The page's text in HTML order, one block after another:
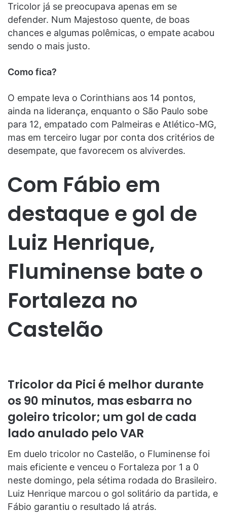
Tricolor já se preocupava apenas em se
defender. Num Majestoso quente, de boas
chances e algumas polêmicas, o empate acabou
sendo o mais justo.
Como fica?
O empate leva o Corinthians aos 14 pontos,
ainda na liderança, enquanto o São Paulo sobe
para 12, empatado com Palmeiras e Atlético-MG,
mas em terceiro lugar por conta dos critérios de
desempate, que favorecem os alviverdes.
Com Fábio em
destaque e gol de
Luiz Henrique,
Fluminense bate o
Fortaleza no
Castelão
Tricolor da Pici é melhor durante
os 90 minutos, mas esbarra no
goleiro tricolor; um gol de cada
lado anulado pelo VAR
Em duelo tricolor no Castelão, o Fluminense foi
mais eficiente e venceu o Fortaleza por 1 a 0
neste domingo, pela sétima rodada do Brasileiro.
Luiz Henrique marcou o gol solitário da partida, e
Fábio garantiu o resultado lá atrás.